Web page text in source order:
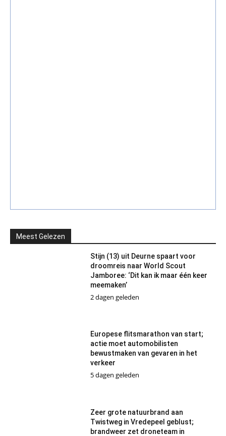
Meest Gelezen
Stijn (13) uit Deurne spaart voor
droomreis naar World Scout
Jamboree: ‘Dit kan ik maar één keer
meemaken’
2 dagen geleden
Europese flitsmarathon van start;
actie moet automobilisten
bewustmaken van gevaren in het
verkeer
5 dagen geleden
Zeer grote natuurbrand aan
Twistweg in Vredepeel geblust;
brandweer zet droneteam in